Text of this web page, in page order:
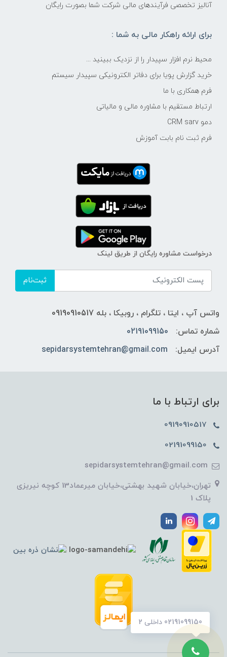
آنالیز تخصصی فرآیندهای مالی شرکت شما بصورت رایگان
برای ارائه راهکار مالی به شما :
محیط نرم افزار سپیدار را از نزدیک ببینید ...
خرید گزارش پویا برای دفاتر الکترونیکی سپیدار سیستم
فرم همکاری با ما
ارتباط مستقیم با مشاوره مالی و مالیاتی
دمو CRM sarv
فرم ثبت نام بابت آموزش
درخواست مشاوره رایگان از طریق لینک
ثبت‌نام
واتس آپ ، ایتا ، تلگرام ، روبیکا ، بله 09190910517
شماره تماس:
02191099150
آدرس ایمیل:
sepidarsystemtehran@gmail.com
برای ارتباط با ما
sepidarsystemtehran@gmail.com
تهران،خیابان شهید بهشتی،خیابان میرعماد13 کوچه نیریزی
پلاک 1
02191099150 داخلی 2